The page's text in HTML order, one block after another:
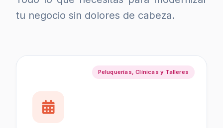
tu negocio sin dolores de cabeza.
Peluquerías, Clínicas y Talleres